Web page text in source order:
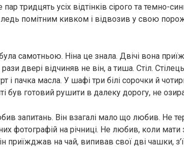
тридцять усіх відтінків сірого та темно-
помітним кивком і відвозив у свою
самотньою. Ніна це знала. Двічі вона
двері відчиняв не він, а тиша. Стіл.
і пачка масла. У шафі три білі сорочки й
був готовий рушити в далеку дорогу, не
запитань. Він взагалі мало що любив. Не
фотографій на річниці. Не любив, коли
приїжджав на чай, випивав свої дві чашки,